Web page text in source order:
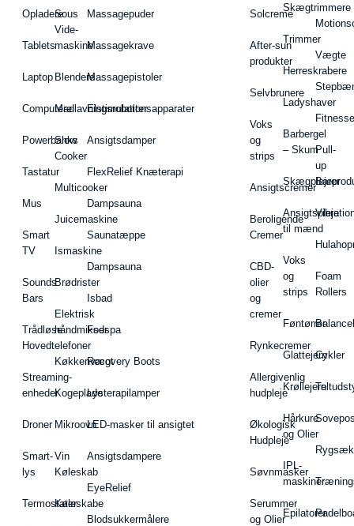
Opladere
Tablets
Laptop
Computere
Powerbanks
Tastatur
Mus
Smart
TV
Sounds
Bars
Trådløse
Hovedtelefoner
Streaming-
enheder
Droner
Smart-
lys
Termostater
Sous
Vide-
maskine
Blendere
Madlavningsrobotter
Slow
Cooker
Multicooker
Juicemaskine
Ismaskine
Brødrister
Elektrisk
håndmikser
Køkkenvægt
Kogeplade
Mikroovn
Vin
Køleskab
Køleskabe
Massagepuder
Massagekrave
Massagepistoler
Elstimulationsapparater
Ansigtsdamper
FlexRelief Knæterapi
Dampsauna
Saunatæppe
Dampsauna
Isbad
Fodspa
Recovery Boots
Lysterapilamper
LED-masker til ansigtet
Ansigtsdampere
EyeRelief
Blodsukkermålere
Solcreme
After-sun
produkter
Selvbrunere
Voks
og
strips
Ansigtscremer
Beroligende
Cremer
CBD-
olier
og
cremer
Rynkecremer
Allergivenlig
hudpleje
Økologisk
Hudpleje
Søvnmasker
Serummer
og Olier
Skægtrimmere
Trimmer
Herreskrabere
Ladyshaver
Barbergel
– Skum
Ansigtspleje
til mænd
Voks
og
strips
Føntørrer
Glattejern
Krøllejern
Hårkure
og Olier
IPL-
maskiner
Epilatorer
Vægte
Pull-
up
Barer
Foam
Rollers
Cykler